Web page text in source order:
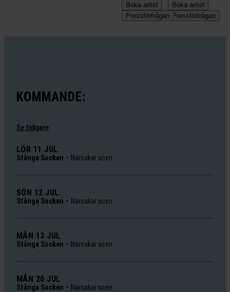
Boka artist
Pressförfrågan
Boka artist
Pressförfrågan
KOMMANDE:
Se tidigare
LÖR 11 JUL
Stånga Socken – Närsakar scen
SÖN 12 JUL
Stånga Socken – Närsakar scen
MÅN 13 JUL
Stånga Socken – Närsakar scen
MÅN 20 JUL
Stånga Socken – Närsakar scen